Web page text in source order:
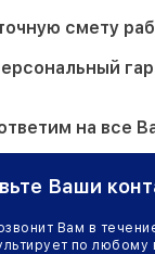
смету
на все
Ваши
Вам в
по любому